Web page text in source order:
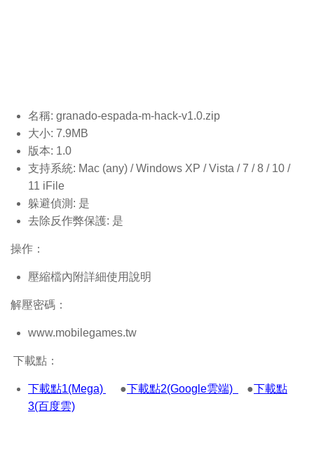
名稱: granado-espada-m-hack-v1.0.zip
大小: 7.9MB
版本: 1.0
支持系統: Mac (any) / Windows XP / Vista / 7 / 8 / 10 /
11 iFile
躲避偵測: 是
去除反作弊保護: 是
操作：
壓縮檔內附詳細使用說明
解壓密碼：
www.mobilegames.tw
下載點：
下載點1(Mega) ●下載點2(Google雲端) ●下載點
3(百度雲)